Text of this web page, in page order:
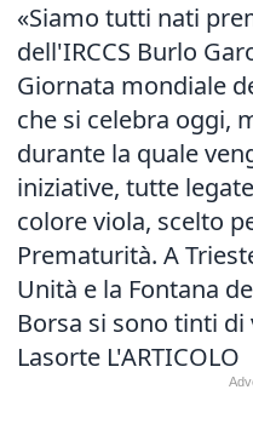
«Siamo tutti nati
dell'IRCCS Burlo
Giornata mondiale
che si celebra oggi,
durante la quale
iniziative, tutte
colore viola, scelto
Prematurità. A
Unità e la Fontana
Borsa si sono tinti di
Lasorte L'ARTICOLO